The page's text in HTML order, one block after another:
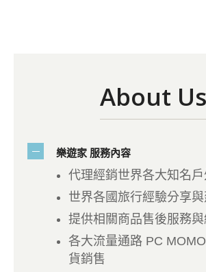
About Us
樂遊家 服務內容
代理經銷世界各大知名
世界各國旅行經驗分享
提供相關商品售後服務
各大流量通路 PC
貨銷售